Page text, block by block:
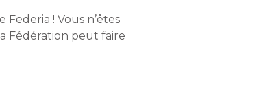
! Vous n’êtes
Fédération peut faire